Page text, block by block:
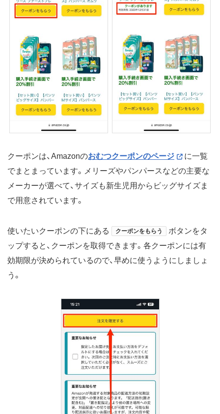
クーポンは、Amazonのおむつクーポンのページ
に一覧
でまとまっています。メリーズやパンパースなどの主要な
メーカーが選べて、サイズも新生児用からビッグサイズま
で用意されています。
使いたいクーポンの下にある クーポンをもらう
ボタンをタ
ップすると、クーポンを取得できます。各クーポンには有
効期限が決められているので、早めに使うようにしましょ
う。